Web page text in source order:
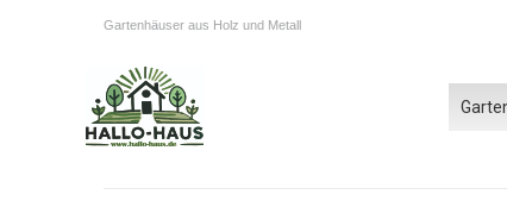
Gartenhäuser aus Holz und Metall